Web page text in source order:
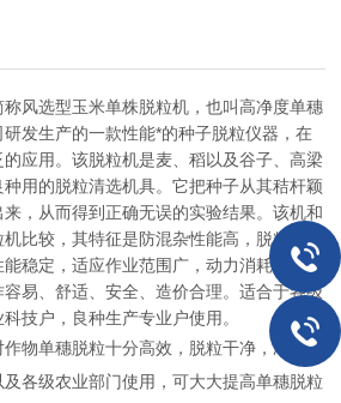
称风选型玉米单株脱粒机，也叫高净度单穗
发生产的一款性能*的种子脱粒仪器，在
应用。该脱粒机是麦、稻以及谷子、高梁
用的脱粒清选机具。它把种子从其秸杆颖
，从而得到正确无误的实验结果。该机和
比较，其特征是防混杂性能高，脱粒质量
稳定，适应作业范围广，动力消耗少，生
易、舒适、安全、造价合理。适合于各级
技户，良种生产专业户使用。
作物单穗脱粒十分高效，脱粒干净，净度很
各级农业部门使用，可大大提高单穗脱粒